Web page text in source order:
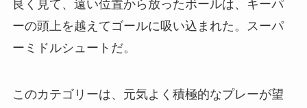
良く見て、遠い位置から放ったボールは、キーパ
ーの頭上を越えてゴールに吸い込まれた。スーパ
ーミドルシュートだ。
このカテゴリーは、元気よく積極的なプレーが望